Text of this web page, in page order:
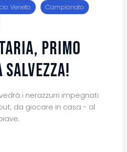
Veneto
Campionato
primo
i nerazzurri impegnati
da giocare in casa - al